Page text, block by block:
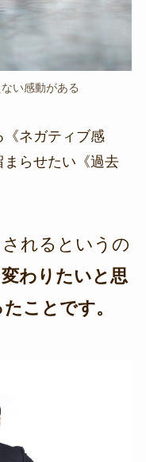
い感動がある
《ネガティブ感
らせたい《過去
れるというの
わりたいと思
ことです。